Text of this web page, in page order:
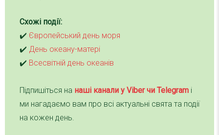
Схожі події:
✔️ Європейський день моря
✔️ День океану-матері
✔️ Всесвітній день океанів
Підпишіться на наші канали у Viber чи Telegram і
ми нагадаємо вам про всі актуальні свята та події
на кожен день.